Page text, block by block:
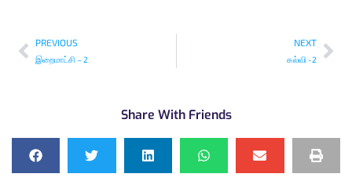
PREVIOUS
இறைமாட்சி – 2
NEXT
கல்வி -2
Share With Friends